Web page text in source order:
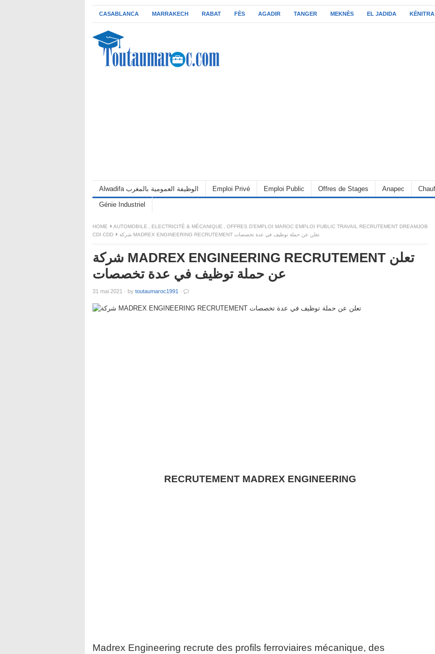
CASABLANCA MARRAKECH RABAT FÈS AGADIR TANGER MEKNÈS EL JADIDA KÉNITRA
Alwadifa الوظيفة العمومية بالمغرب Emploi Privé Emploi Public Offres de Stages Anapec
Génie Industriel
HOME AUTOMOBILE ELECTRICITÉ & MÉCANIQUE
OFFRES D'EMPLOI MAROC EMPLOI PUBLIC TRAVAIL RECRUTEMENT DREAMJOB
CDI CDD
شركة MADREX ENGINEERING RECRUTEMENT تعلن عن حملة توظيف في عدة تخصصات
شركة MADREX ENGINEERING RECRUTEMENT تعلن
عن حملة توظيف في عدة تخصصات
31 mai 2021 · by toutaumaroc1991 ·
RECRUTEMENT MADREX ENGINEERING
Madrex Engineering recrute des profils ferroviaires mécanique, des